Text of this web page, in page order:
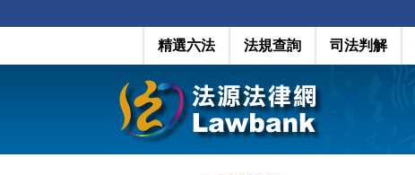
精選六法 法規查詢 司法判解